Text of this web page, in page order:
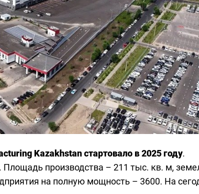
Kazakhstan стартовало в 2025 году.
производства – 211 тыс. кв. м,
на полную мощность – 3600. На